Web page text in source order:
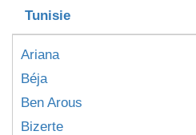
Tunisie
Ariana
Béja
Ben Arous
Bizerte